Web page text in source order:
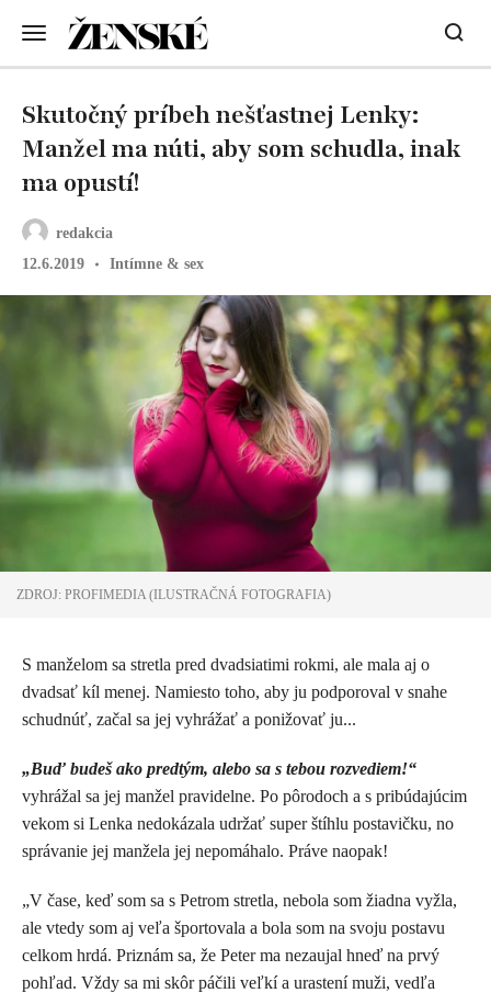
redakcia
12.6.2019
Intímne & sex
Skutočný príbeh nešťastnej Lenky:
Manžel ma núti, aby som schudla, inak
ma opustí!
ZDROJ: PROFIMEDIA (ILUSTRAČNÁ FOTOGRAFIA)
S manželom sa stretla pred dvadsiatimi rokmi, ale mala aj o
dvadsať kíl menej. Namiesto toho, aby ju podporoval v snahe
schudnúť, začal sa jej vyhrážať a ponižovať ju...
„Buď budeš ako predtým, alebo sa s tebou rozvediem!“
vyhrážal sa jej manžel pravidelne. Po pôrodoch a s pribúdajúcim
vekom si Lenka nedokázala udržať super štíhlu postavičku, no
správanie jej manžela jej nepomáhalo. Práve naopak!
„V čase, keď som sa s Petrom stretla, nebola som žiadna vyžla,
ale vtedy som aj veľa športovala a bola som na svoju postavu
celkom hrdá. Priznám sa, že Peter ma nezaujal hneď na prvý
pohľad. Vždy sa mi skôr páčili veľkí a urastení muži, vedľa